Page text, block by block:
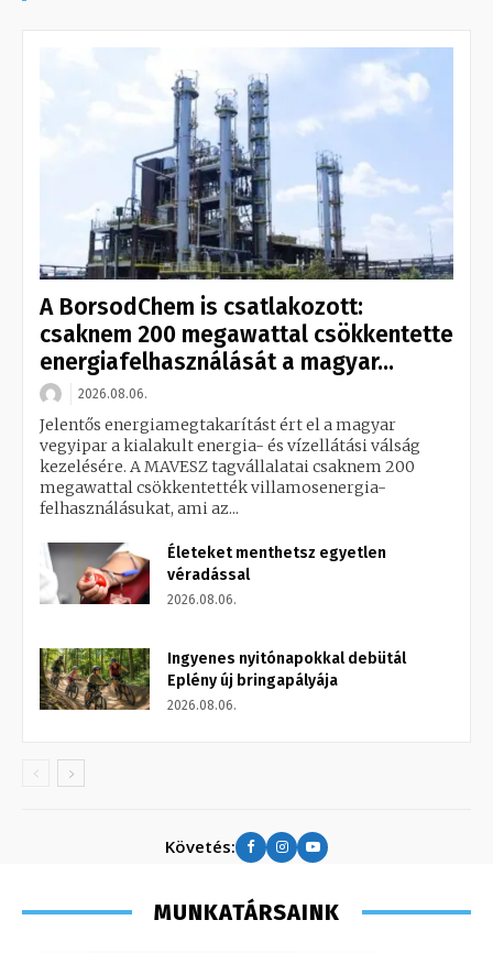
A BorsodChem is csatlakozott:
csaknem 200 megawattal csökkentette
energiafelhasználását a magyar...
2026.08.06.
Jelentős energiamegtakarítást ért el a magyar
vegyipar a kialakult energia- és vízellátási válság
kezelésére. A MAVESZ tagvállalatai csaknem 200
megawattal csökkentették villamosenergia-
felhasználásukat, ami az...
Életeket menthetsz egyetlen
véradással
2026.08.06.
Ingyenes nyitónapokkal debütál
Eplény új bringapályája
2026.08.06.
Követés:
MUNKATÁRSAINK